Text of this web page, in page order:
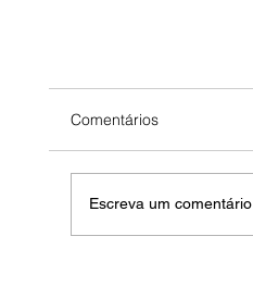
Comentários
Escreva um comentário